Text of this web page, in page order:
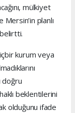
mülkiyet
Mersin’in planlı
kurum veya
doğru
beklentilerini
olduğunu ifade